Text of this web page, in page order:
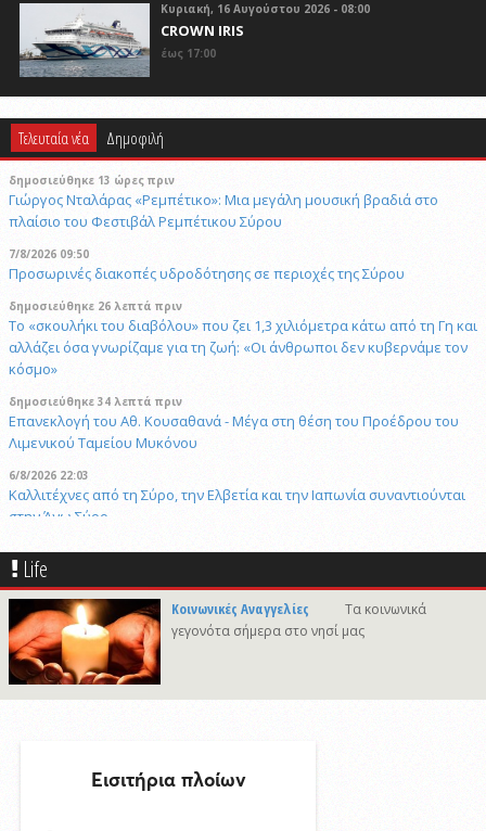
Κυριακή, 16 Αυγούστου 2026 - 08:00
CROWN IRIS
έως 17:00
Τελευταία νέα Δημοφιλή
δημοσιεύθηκε 13 ώρες πριν
Γιώργος Νταλάρας «Ρεμπέτικο»: Μια μεγάλη μουσική βραδιά στο
πλαίσιο του Φεστιβάλ Ρεμπέτικου Σύρου
7/8/2026 09:50
Προσωρινές διακοπές υδροδότησης σε περιοχές της Σύρου
δημοσιεύθηκε 26 λεπτά πριν
Το «σκουλήκι του διαβόλου» που ζει 1,3 χιλιόμετρα κάτω από τη Γη και
αλλάζει όσα γνωρίζαμε για τη ζωή: «Οι άνθρωποι δεν κυβερνάμε τον
κόσμο»
δημοσιεύθηκε 34 λεπτά πριν
Επανεκλογή του Αθ. Κουσαθανά - Μέγα στη θέση του Προέδρου του
Λιμενικού Ταμείου Μυκόνου
6/8/2026 22:03
Καλλιτέχνες από τη Σύρο, την Ελβετία και την Ιαπωνία συναντιούνται
στην Άνω Σύρο
29/4/2026 18:53
CNN: Ο κορυφαίος στρατηγός του Τραμπ αναζητά διέξοδο από τον
πόλεμο με το Ιράν
δημοσιεύθηκε 17 ώρες πριν
Superbet Κύπελλο Ελλάδας: Την Δευτέρα 24 Αυγούστου ο αγώνας
Ελλάς Σύρου - Μαρκό στην Σύρο
7/8/2026 08:34
Αναστολή αποκομιδής ογκωδών και προϊόντων κλαδονομής
Life
Κοινωνικές Αναγγελίες
Τα κοινωνικά
γεγονότα σήμερα στο νησί μας